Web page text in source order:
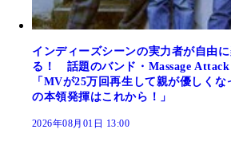
インディーズシーンの実力者が自由
る！ 話題のバンド・Massage Attack
「MVが25万回再生して親が優しく
の本領発揮はこれから！」
2026年08月01日 13:00